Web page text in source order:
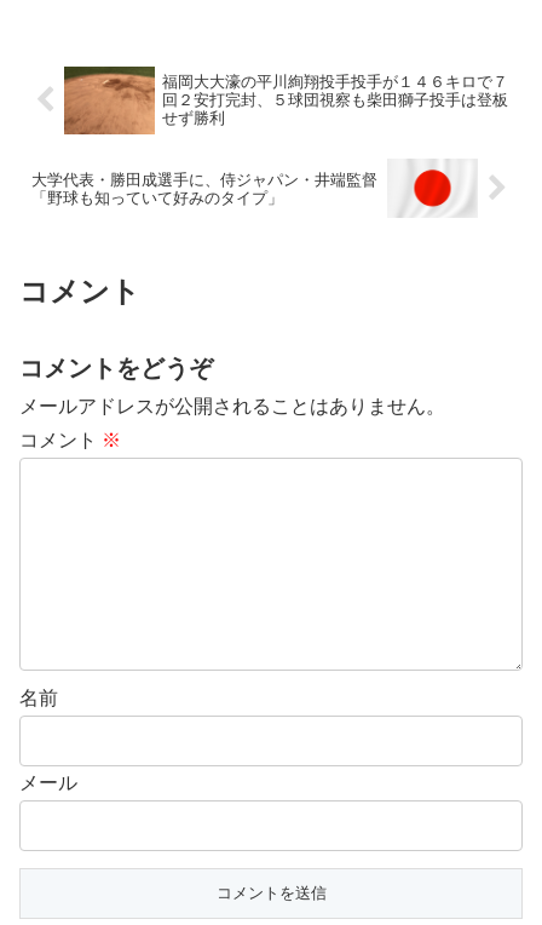
福岡大大濠の平川絢翔投手投手が１４６キロで７
回２安打完封、５球団視察も柴田獅子投手は登板
せず勝利
大学代表・勝田成選手に、侍ジャパン・井端監督
「野球も知っていて好みのタイプ」
コメント
コメントをどうぞ
メールアドレスが公開されることはありません。
コメント ※
名前
メール